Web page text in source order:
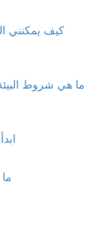
كيف يمكنني
ما هي شروط